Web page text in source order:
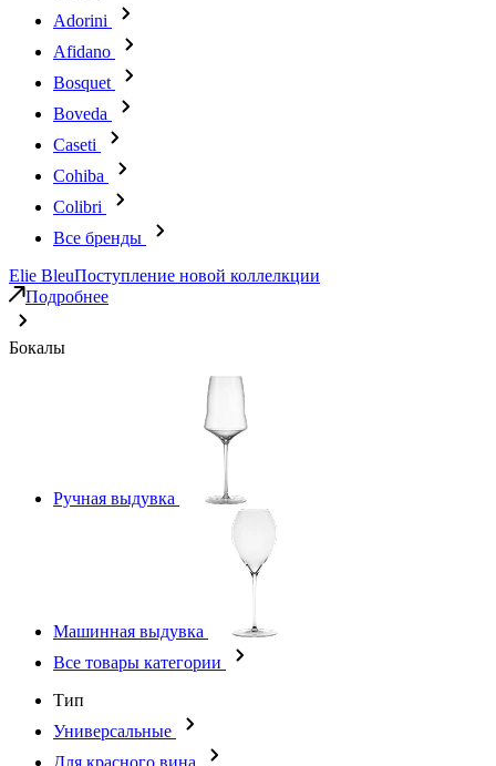
Adorini
Afidano
Bosquet
Boveda
Caseti
Cohiba
Colibri
Все бренды
Elie BleuПоступление новой коллелкции
Подробнее
Бокалы
Ручная выдувка
Машинная выдувка
Все товары категории
Тип
Универсальные
Для красного вина